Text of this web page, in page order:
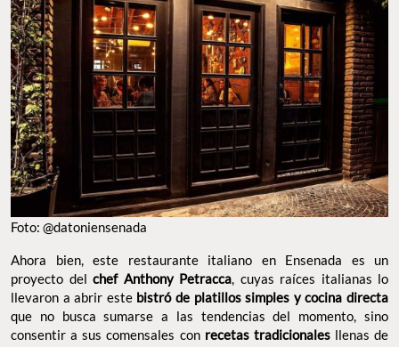
Foto: @datoniensenada
Ahora bien, este restaurante italiano en Ensenada es un
proyecto del chef Anthony Petracca, cuyas raíces italianas lo
llevaron a abrir este bistró de platillos simples y cocina directa
que no busca sumarse a las tendencias del momento, sino
consentir a sus comensales con recetas tradicionalesllenas de